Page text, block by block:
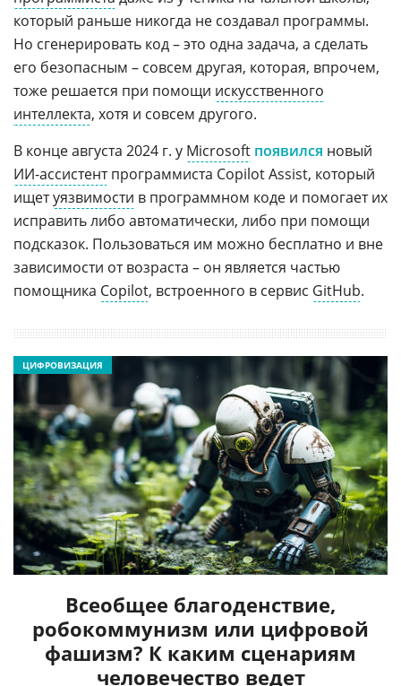
который раньше никогда не создавал программы.
Но сгенерировать код – это одна задача, а сделать
его безопасным – совсем другая, которая, впрочем,
тоже решается при помощи искусственного
интеллекта, хотя и совсем другого.
В конце августа 2024 г. у Microsoft появился новый
ИИ-ассистентпрограммиста Copilot Assist, который
ищетуязвимости в программном коде и помогает их
исправить либо автоматически, либо при помощи
подсказок. Пользоваться им можно бесплатно и вне
зависимости от возраста – он является частью
помощника Copilot, встроенного в сервис GitHub.
Всеобщее благоденствие,
робокоммунизм или цифровой
фашизм? К каким сценариям
человечество ведет
ЦИФРОВИЗАЦИЯ